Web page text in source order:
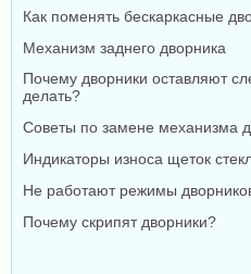
Как поменять бескаркасные
Механизм заднего дворника
Почему дворники оставляют
делать?
Советы по замене механизма
Индикаторы износа щеток
Не работают режимы
Почему скрипят дворники?